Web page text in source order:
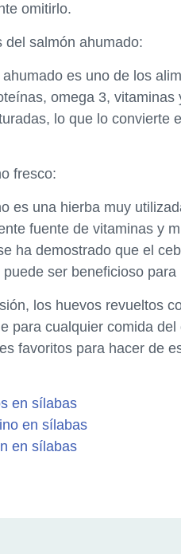
omitirlo.
del salmón ahumado:
es uno de los
omega 3,
lo que lo convierte
fresco:
es una hierba muy
fuente de vitaminas y
ha demostrado que el
puede ser beneficioso
los huevos revueltos
para cualquier comida
favoritos para hacer de
en sílabas
en sílabas
en sílabas